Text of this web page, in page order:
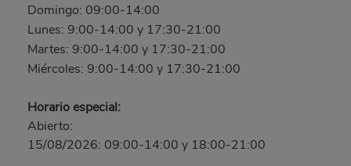
Domingo: 09:00-14:00
Lunes: 9:00-14:00 y 17:30-21:00
Martes: 9:00-14:00 y 17:30-21:00
Miércoles: 9:00-14:00 y 17:30-21:00
Horario especial:
Abierto:
15/08/2026: 09:00-14:00 y 18:00-21:00